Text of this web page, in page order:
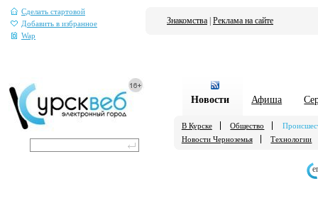
Сделать стартовой
Добавить в избранное
Wap
Знакомства Реклама на сайте
Новости Афиша
В Курске Общество
Новости Черноземья
Технологии